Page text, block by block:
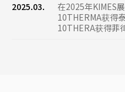
2025.03.
在2025年KIMES
10THERMA获得
10THERA获得菲